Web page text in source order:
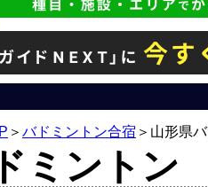
＞ バドミントン合宿 ＞ 山形県
ミントン